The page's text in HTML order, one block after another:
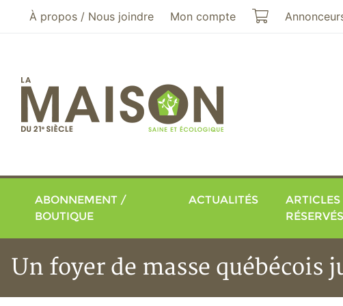
Aller au menu principal
Aller au contenu principal
À propos / Nous joindre Mon compte Mon panier
ABONNEMENT /
BOUTIQUE
ACTUALITÉS
ARTICLES
RÉSERVÉS
Un foyer de masse québécois